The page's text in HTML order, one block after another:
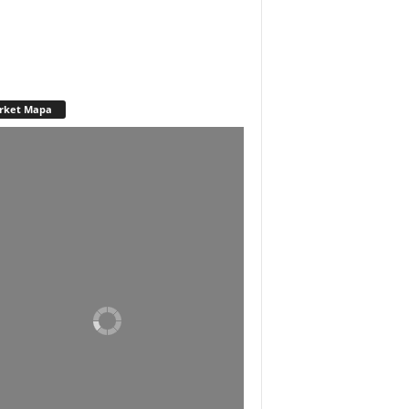
Mapa